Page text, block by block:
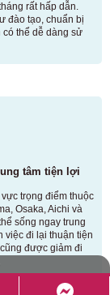
rất hấp dẫn.
đào tạo, chuẩn bị
có thể dễ dàng sử
tâm tiện lợi
trọng điểm thuộc
Osaka, Aichi và
sống ngay trung
việc đi lại thuận tiện
được giảm đi